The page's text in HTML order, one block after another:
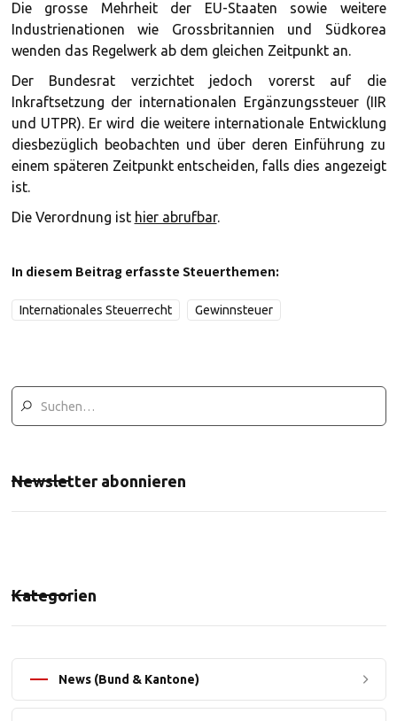
Die grosse Mehrheit der EU-Staaten sowie weitere
Industrienationen wie Grossbritannien und Südkorea
wenden das Regelwerk ab dem gleichen Zeitpunkt an.
Der Bundesrat verzichtet jedoch vorerst auf die
Inkraftsetzung der internationalen Ergänzungssteuer (IIR
und UTPR). Er wird die weitere internationale Entwicklung
diesbezüglich beobachten und über deren Einführung zu
einem späteren Zeitpunkt entscheiden, falls dies angezeigt
ist.
Die Verordnung ist hier abrufbar.
In diesem Beitrag erfasste Steuerthemen:
Internationales Steuerrecht Gewinnsteuer
Newsletter abonnieren
Kategorien
News (Bund & Kantone)